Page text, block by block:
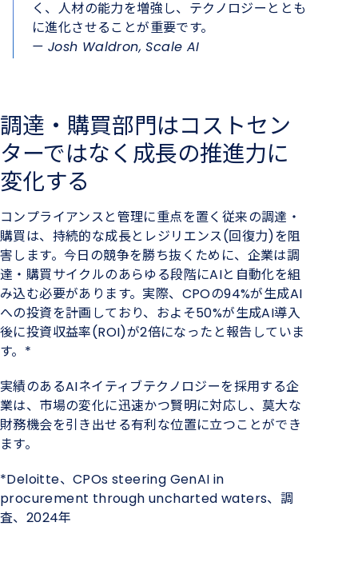
く、人材の能力を増強し、テクノロジーととも
に進化させることが重要です。
— Josh Waldron, Scale AI
調達・購買部門はコストセン
ターではなく成長の推進力に
変化する
コンプライアンスと管理に重点を置く従来の調達・
購買は、持続的な成長とレジリエンス(回復力)を阻
害します。今日の競争を勝ち抜くために、企業は調
達・購買サイクルのあらゆる段階にAIと自動化を組
み込む必要があります。実際、CPOの94%が生成AI
への投資を計画しており、およそ50%が生成AI導入
後に投資収益率(ROI)が2倍になったと報告していま
す。*
実績のあるAIネイティブテクノロジーを採用する企
業は、市場の変化に迅速かつ賢明に対応し、莫大な
財務機会を引き出せる有利な位置に立つことができ
ます。
*Deloitte、CPOs steering GenAI in
procurement through uncharted waters、調
査、2024年